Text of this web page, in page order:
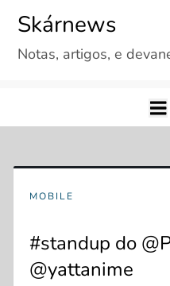
content
Skárnews
Notas, artigos, e
MOBILE
#standup do
@yattanime